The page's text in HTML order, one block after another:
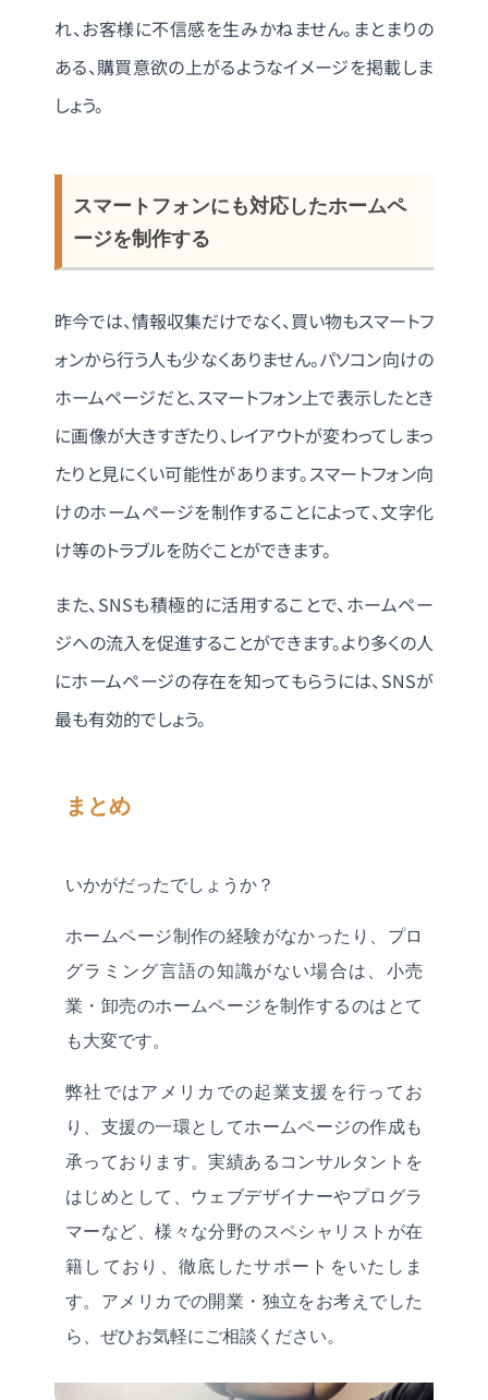
れ、お客様に不信感を生みかねません。まとまりの
ある、購買意欲の上がるようなイメージを掲載しま
しょう。
スマートフォンにも対応したホームペ
ージを制作する
昨今では、情報収集だけでなく、買い物もスマートフ
ォンから行う人も少なくありません。パソコン向けの
ホームページだと、スマートフォン上で表示したとき
に画像が大きすぎたり、レイアウトが変わってしまっ
たりと見にくい可能性があります。スマートフォン向
けのホームページを制作することによって、文字化
け等のトラブルを防ぐことができます。
また、SNSも積極的に活用することで、ホームペー
ジへの流入を促進することができます。より多くの人
にホームページの存在を知ってもらうには、SNSが
最も有効的でしょう。
まとめ
いかがだったでしょうか？
ホームページ制作の経験がなかったり、プロ
グラミング言語の知識がない場合は、小売
業・卸売のホームページを制作するのはとて
も大変です。
弊社ではアメリカでの起業支援を行ってお
り、支援の一環としてホームページの作成も
承っております。実績あるコンサルタントを
はじめとして、ウェブデザイナーやプログラ
マーなど、様々な分野のスペシャリストが在
籍しており、徹底したサポートをいたしま
す。アメリカでの開業・独立をお考えでした
ら、ぜひお気軽にご相談ください。